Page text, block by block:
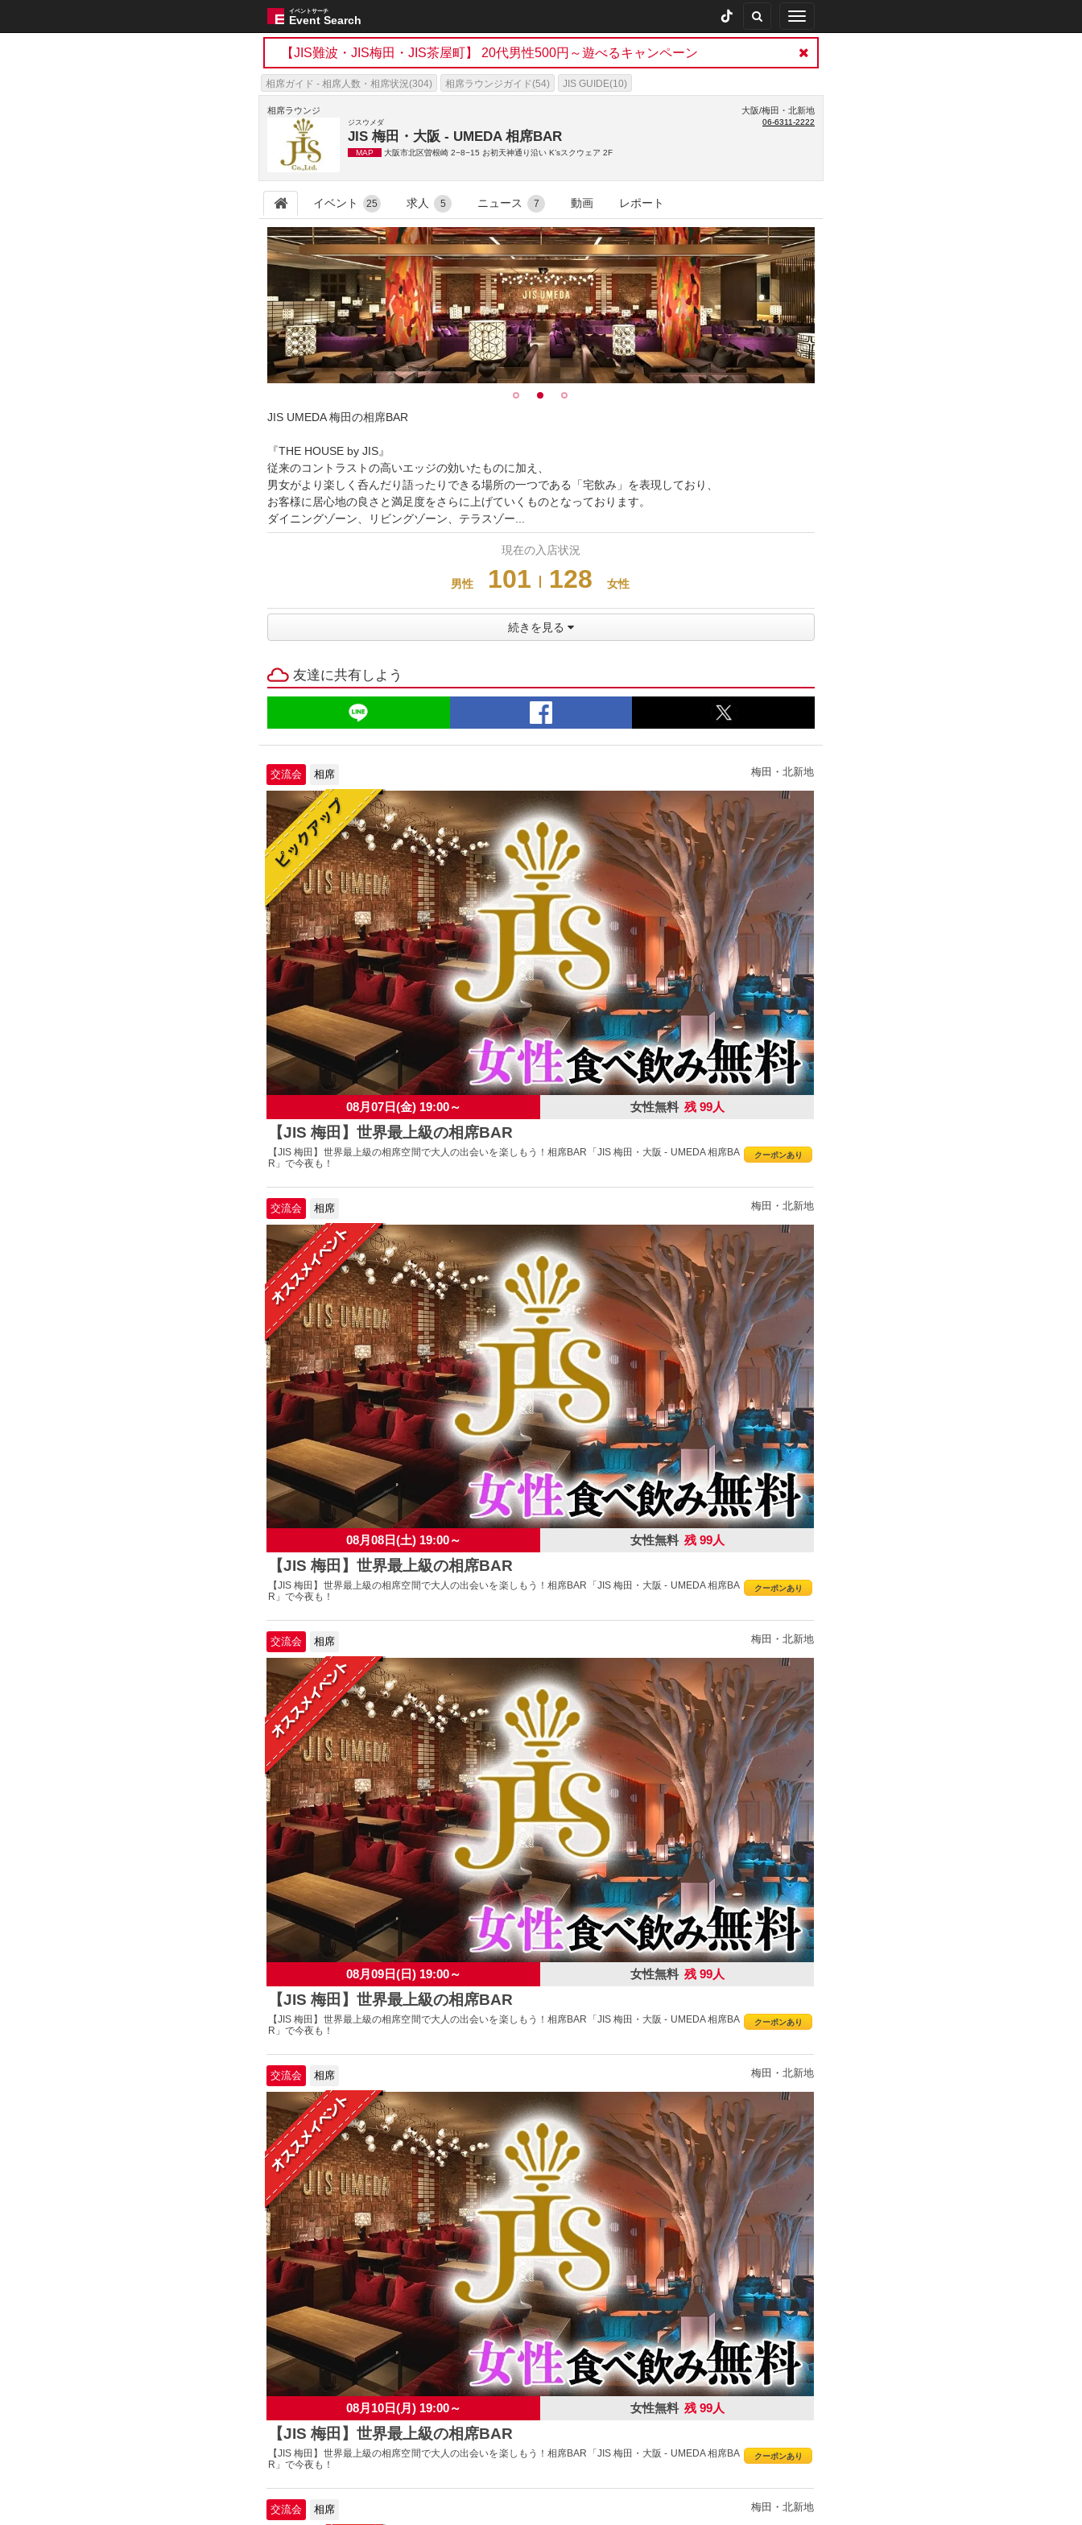
Toggle
navigation
Event Search
イベントサーチ
【JIS難波・JIS梅田・JIS茶屋町】 20代男性500円～遊べるキャンペーン
相席ガイド - 相席人数・相席状況(304) 相席ラウンジガイド(54) JIS GUIDE(10)
相席ラウンジ 大阪/梅田・北新地
06-6311-2222
ジスウメダ
JIS 梅田・大阪 - UMEDA 相席BAR
MAP 大阪市北区曽根崎 2−8−15 お初天神通り沿い K’sスクウェア 2F
イベント 25 求人 5 ニュース 7 動画 レポート
JIS UMEDA 梅田の相席BAR
『THE HOUSE by JIS』
従来のコントラストの高いエッジの効いたものに加え、
男女がより楽しく呑んだり語ったりできる場所の一つである「宅飲み」を表現しており、
お客様に居心地の良さと満足度をさらに上げていくものとなっております。
ダイニングゾーン、リビングゾーン、テラスゾー...
男性 101 女性
128
続きを見る
友達に共有しよう
交流会 相席 梅田・北新地
08月07日(金) 19:00～ 女性無料 残 99人
【JIS 梅田】世界最上級の相席BAR
クーポンあり
【JIS 梅田】世界最上級の相席空間で大人の出会いを楽しもう！相席BAR「JIS 梅田・大阪 - UMEDA 相席BA
R」で今夜も！
交流会 相席 梅田・北新地
08月08日(土) 19:00～ 女性無料 残 99人
【JIS 梅田】世界最上級の相席BAR
クーポンあり
【JIS 梅田】世界最上級の相席空間で大人の出会いを楽しもう！相席BAR「JIS 梅田・大阪 - UMEDA 相席BA
R」で今夜も！
交流会 相席 梅田・北新地
08月09日(日) 19:00～ 女性無料 残 99人
【JIS 梅田】世界最上級の相席BAR
クーポンあり
【JIS 梅田】世界最上級の相席空間で大人の出会いを楽しもう！相席BAR「JIS 梅田・大阪 - UMEDA 相席BA
R」で今夜も！
交流会 相席 梅田・北新地
08月10日(月) 19:00～ 女性無料 残 99人
【JIS 梅田】世界最上級の相席BAR
クーポンあり
【JIS 梅田】世界最上級の相席空間で大人の出会いを楽しもう！相席BAR「JIS 梅田・大阪 - UMEDA 相席BA
R」で今夜も！
交流会 相席 梅田・北新地